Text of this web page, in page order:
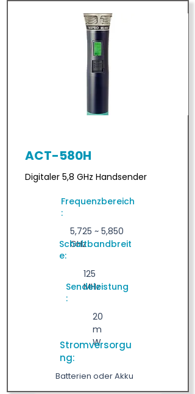
ACT-580H
Digitaler 5,8 GHz Handsender
Frequenzbereich
:
5,725 ~ 5,850
GHz
Schaltbandbreit
e:
125
MHz
Sendeleistung
:
20
m
W
Stromversorgu
ng:
Batterien oder Akku